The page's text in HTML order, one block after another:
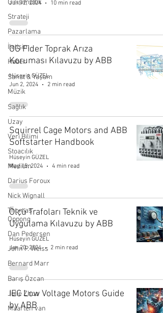
Girişimcilik
Strateji
Pazarlama
İletişim
Haber
Sanat & Yaşam
Müzik
Sağlık
Uzay
Veri Bilimi
Stoacılık
Medium
Darius Foroux
Nick Wignall
Thomas
Oppong
Dan Pedersen
John P. Weiss
Bernard Marr
Barış Özcan
Julie Zhuo
Maarten van
Jun 12, 2024
10 min read
OG Fider Toprak Arıza
Koruması Kılavuzu by ABB
Hüseyin GÜZEL
Jun 2, 2024
2 min read
Squirrel Cage Motors and ABB
Softstarter Handbook
Hüseyin GÜZEL
May 15, 2024
4 min read
Ölçü Trafoları Teknik ve
Uygulama Kılavuzu by ABB
Hüseyin GÜZEL
Jan 20, 2024
2 min read
IEC Low Voltage Motors Guide
by ABB